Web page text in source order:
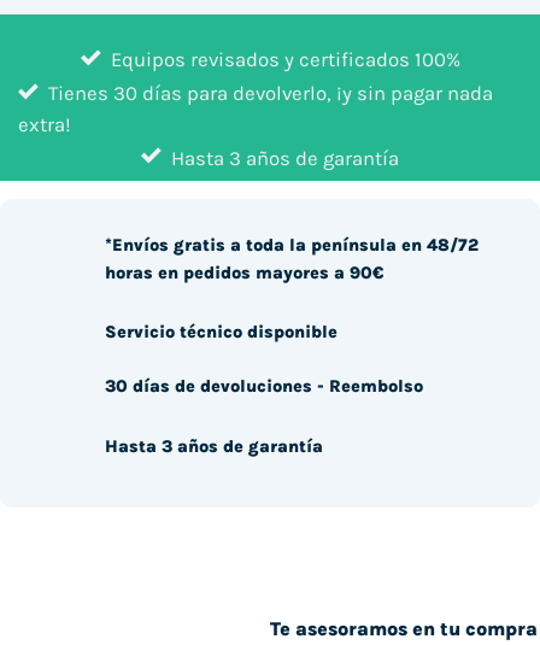
Equipos revisados y certificados 100%
Tienes 30 días para devolverlo, ¡y sin pagar nada
extra!
Hasta 3 años de garantía
Te asesoramos en tu compra
*Envíos gratis a toda la península en 48/72
horas en pedidos mayores a 90€
Servicio técnico disponible
30 días de devoluciones - Reembolso
Hasta 3 años de garantía